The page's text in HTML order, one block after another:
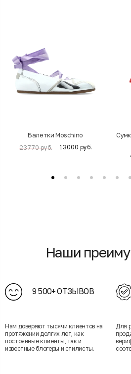
Балетки Moschino
23770 руб. 13000 руб.
Наши
9 500+ ОТЗЫВОВ
Нам доверяют тысячи клиентов на
протяжении долгих лет, как
постоянные клиенты, так и
известные блогеры и стилисты.
Для